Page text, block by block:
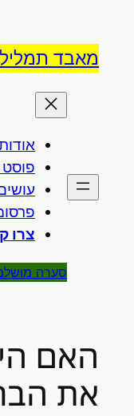
מאבד
צרו
סערה
האם
את